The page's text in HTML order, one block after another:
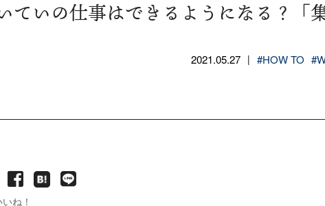
ていの仕事はできるようになる？「
2021.05.27 | #HOW TO
ね！